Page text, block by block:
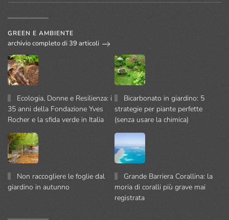
GREEN E AMBIENTE
archivio completo di 39 articoli
Ecologia, Donne e Resilienza: i
35 anni della Fondazione Yves
Rocher e la sfida verde in Italia
Bicarbonato in giardino: 5
strategie per piante perfette
(senza usare la chimica)
Non raccogliere le foglie dal
giardino in autunno
Grande Barriera Corallina: la
moria di coralli più grave mai
registrata